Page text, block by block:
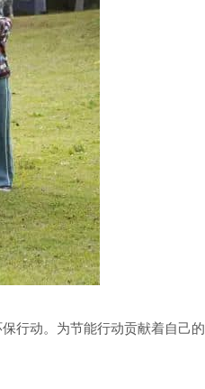
行动。为节能行动贡献着自己的